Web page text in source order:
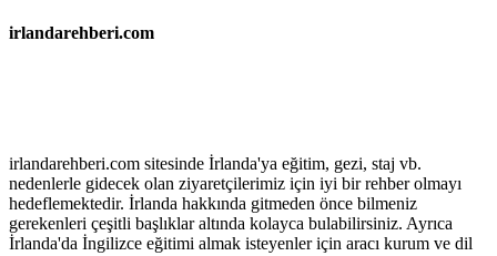
irlandarehberi.com
irlandarehberi.com sitesinde İrlanda'ya eğitim, gezi, staj vb.
nedenlerle gidecek olan ziyaretçilerimiz için iyi bir rehber olmayı
hedeflemektedir. İrlanda hakkında gitmeden önce bilmeniz
gerekenleri çeşitli başlıklar altında kolayca bulabilirsiniz. Ayrıca
İrlanda'da İngilizce eğitimi almak isteyenler için aracı kurum ve dil